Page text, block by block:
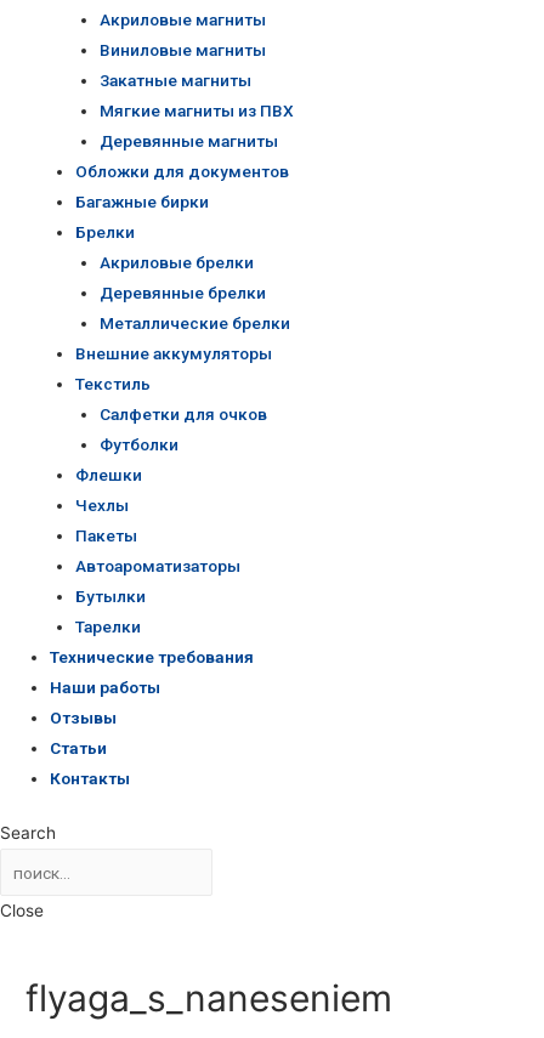
Акриловые магниты
Виниловые магниты
Закатные магниты
Мягкие магниты из ПВХ
Деревянные магниты
Обложки для документов
Багажные бирки
Брелки
Акриловые брелки
Деревянные брелки
Металлические брелки
Внешние аккумуляторы
Текстиль
Салфетки для очков
Футболки
Флешки
Чехлы
Пакеты
Автоароматизаторы
Бутылки
Тарелки
Технические требования
Наши работы
Отзывы
Статьи
Контакты
Search
Close
flyaga_s_naneseniem